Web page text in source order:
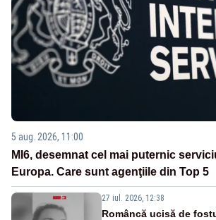
5 aug. 2026, 11:00
MI6, desemnat cel mai puternic
Europa. Care sunt agenţiile din Top 5
27 iul. 2026, 12:38
Româncă ucisă de